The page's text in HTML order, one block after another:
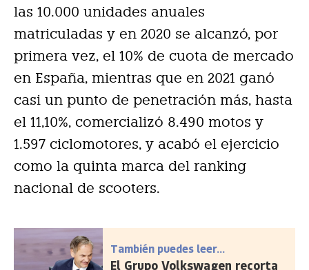
las 10.000 unidades anuales
matriculadas y en 2020 se alcanzó, por
primera vez, el 10% de cuota de mercado
en España, mientras que en 2021 ganó
casi un punto de penetración más, hasta
el 11,10%, comercializó 8.490 motos y
1.597 ciclomotores, y acabó el ejercicio
como la quinta marca del ranking
nacional de scooters.
También puedes leer...
El Grupo Volkswagen recorta